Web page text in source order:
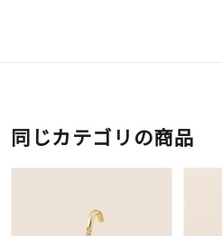
同じカテゴリの商品